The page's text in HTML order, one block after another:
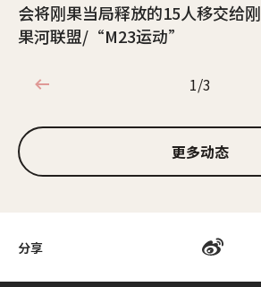
分享
会将刚果当局释放的15人移交给刚
果河联盟/“M23运动”
1/3
1/3
更多动态